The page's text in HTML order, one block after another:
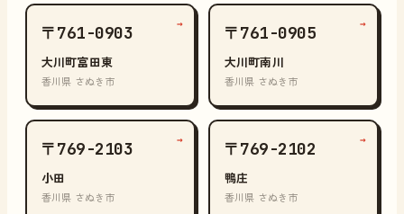
〒761-0903
大川町富田東
香川県 さぬき市
→ 〒761-0905
大川町南川
香川県 さぬき市
→
〒769-2103
小田
香川県 さぬき市
→ 〒769-2102
鴨庄
香川県 さぬき市
→